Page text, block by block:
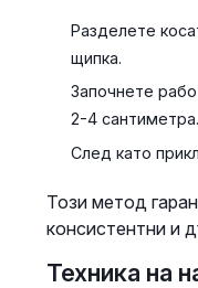
Разделете
щипка.
Започнете
2-4
След като
Този метод
консистентни и
Техника на